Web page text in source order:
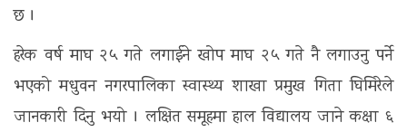
छ ।
हरेक वर्ष माघ २५ गते लगाईने खोप माघ २५ गते नै लगाउनु पर्ने
भएको मधुवन नगरपालिका स्वास्थ्य शाखा प्रमुख गिता घिमिरेले
जानकारी दिनु भयो । लक्षित समूहमा हाल विद्यालय जाने कक्षा ६